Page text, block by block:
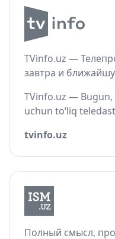
TVinfo.uz —
завтра и
TVinfo.uz —
uchun to‘liq
tvinfo.uz
Полный смысл,